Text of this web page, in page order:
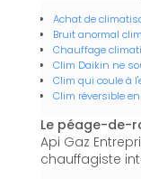
Achat de
Bruit anormal
Chauffage
Clim Daikin ne
Clim qui coule à
Clim réversible
Le péage-de-
Api Gaz
chauffagiste